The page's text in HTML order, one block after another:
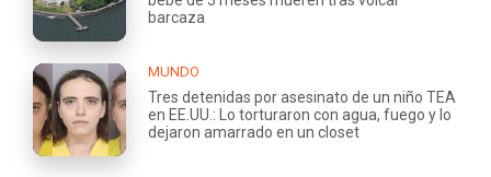
barcaza
MUNDO
Tres detenidas por asesinato de un niño TEA
en EE.UU.: Lo torturaron con agua, fuego y lo
dejaron amarrado en un closet